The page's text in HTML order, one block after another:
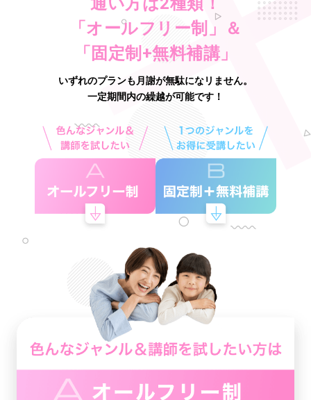
「オールフリー制」＆
「固定制+無料補講」
いずれのプランも月謝が無駄になリません。
一定期間内の繰越が可能です！